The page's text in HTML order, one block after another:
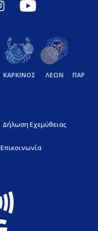
ΚΑΡΚΙΝΟΣ ΛΕΩΝ
Δήλωση Εχεμύθειας
Επικοινωνία